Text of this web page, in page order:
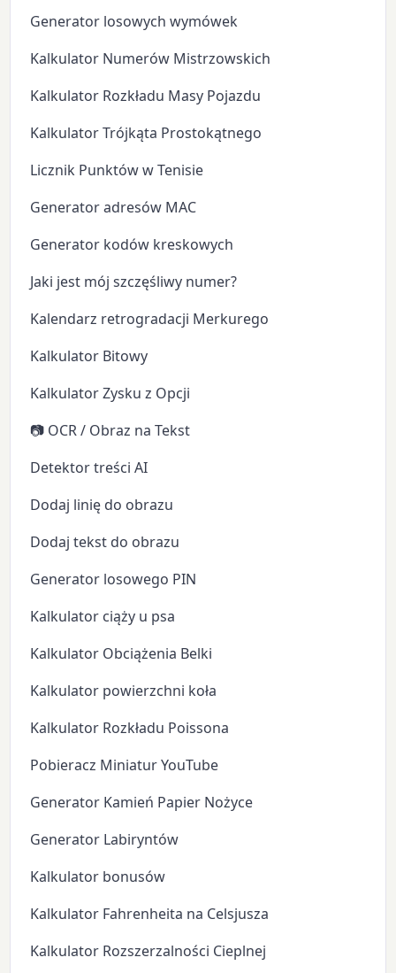
Generator losowych wymówek
Kalkulator Numerów Mistrzowskich
Kalkulator Rozkładu Masy Pojazdu
Kalkulator Trójkąta Prostokątnego
Licznik Punktów w Tenisie
Generator adresów MAC
Generator kodów kreskowych
Jaki jest mój szczęśliwy numer?
Kalendarz retrogradacji Merkurego
Kalkulator Bitowy
Kalkulator Zysku z Opcji
📷 OCR / Obraz na Tekst
Detektor treści AI
Dodaj linię do obrazu
Dodaj tekst do obrazu
Generator losowego PIN
Kalkulator ciąży u psa
Kalkulator Obciążenia Belki
Kalkulator powierzchni koła
Kalkulator Rozkładu Poissona
Pobieracz Miniatur YouTube
Generator Kamień Papier Nożyce
Generator Labiryntów
Kalkulator bonusów
Kalkulator Fahrenheita na Celsjusza
Kalkulator Rozszerzalności Cieplnej